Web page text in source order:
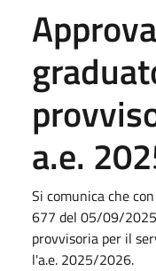
a.e.
Si comunica che
677 del 05/09/
provvisoria per il
l'a.e. 2025/2026.